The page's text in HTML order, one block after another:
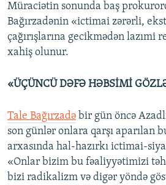
Müraciətin sonunda baş
Bağırzadənin «ictimai zərərli,
çağırışlarına gecikmədən lazımi
xahiş olunur.
«ÜÇÜNCÜ DƏFƏ HƏBSİMİ
Tale Bağırzadə bir gün öncə
son günlər onlara qarşı aparılan
arxasında hal-hazırkı ictimai-
«Onlar bizim bu fəaliyyətimizi
bizi radikalizm və digər yöndə